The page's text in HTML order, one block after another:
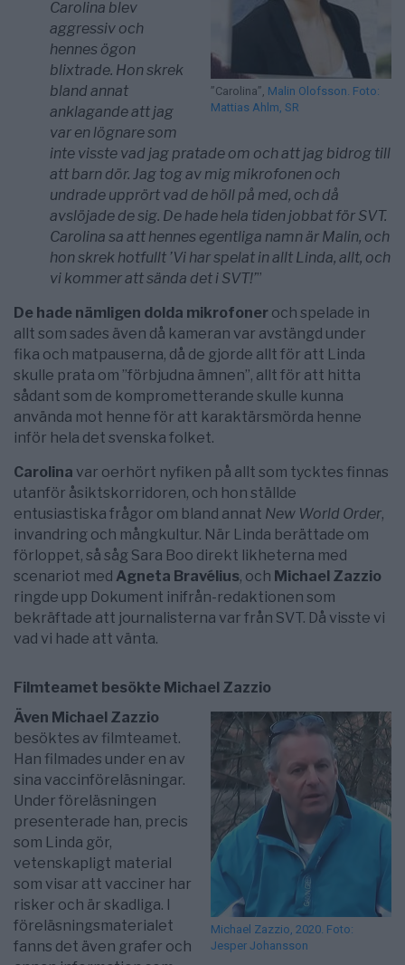
”Carolina”, Malin Olofsson. Foto:
Mattias Ahlm, SR
Carolina blev
aggressiv och
hennes ögon
blixtrade. Hon skrek
bland annat
anklagande att jag
var en lögnare som
inte visste vad jag pratade om och att jag bidrog till
att barn dör. Jag tog av mig mikrofonen och
undrade upprört vad de höll på med, och då
avslöjade de sig. De hade hela tiden jobbat för SVT.
Carolina sa att hennes egentliga namn är Malin, och
hon skrek hotfullt ’Vi har spelat in allt Linda, allt, och
vi kommer att sända det i SVT!’”
De hade nämligen dolda mikrofoner och spelade in
allt som sades även då kameran var avstängd under
fika och matpauserna, då de gjorde allt för att Linda
skulle prata om ”förbjudna ämnen”, allt för att hitta
sådant som de komprometterande skulle kunna
använda mot henne för att karaktärsmörda henne
inför hela det svenska folket.
Carolina var oerhört nyfiken på allt som tycktes finnas
utanför åsiktskorridoren, och hon ställde
entusiastiska frågor om bland annat New World Order,
invandring och mångkultur. När Linda berättade om
förloppet, så såg Sara Boo direkt likheterna med
scenariot med Agneta Bravélius, och Michael Zazzio
ringde upp Dokument inifrån-redaktionen som
bekräftade att journalisterna var från SVT. Då visste vi
vad vi hade att vänta.
Filmteamet besökte Michael Zazzio
Michael Zazzio, 2020. Foto:
Jesper Johansson
Även Michael Zazzio
besöktes av filmteamet.
Han filmades under en av
sina vaccinföreläsningar.
Under föreläsningen
presenterade han, precis
som Linda gör,
vetenskapligt material
som visar att vacciner har
risker och är skadliga. I
föreläsningsmaterialet
fanns det även grafer och